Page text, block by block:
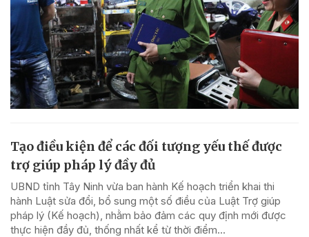
Tạo điều kiện để các đối tượng yếu thế được
trợ giúp pháp lý đầy đủ
UBND tỉnh Tây Ninh vừa ban hành Kế hoạch triển khai thi
hành Luật sửa đổi, bổ sung một số điều của Luật Trợ giúp
pháp lý (Kế hoạch), nhằm bảo đảm các quy định mới được
thực hiện đầy đủ, thống nhất kể từ thời điểm...